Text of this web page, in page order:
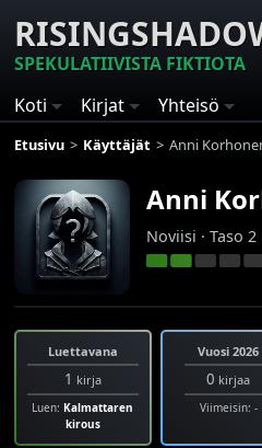
SPEKULATIIVISTA FIKTIOTA
Koti
Kirjat Yhteisö
Etusivu Käyttäjät Anni
Anni
Noviisi · Taso 2
Luettavana
1 kirja
Luen: Kalmattaren
kirous
Vuosi 2026
0 kirjaa
Viimeisin: -